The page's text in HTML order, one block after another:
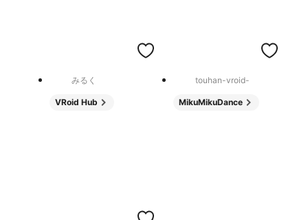
みるく
VRoid Hub
touhan-vroid-
MikuMikuDance